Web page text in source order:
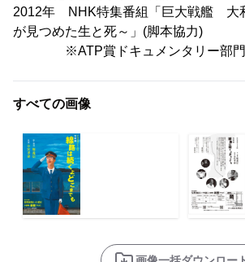
2012年 NHK特集番組「巨大戦艦 大
が見つめた生と死～」(脚本協力)
※ATP賞ドキュメンタリー部門
すべての画像